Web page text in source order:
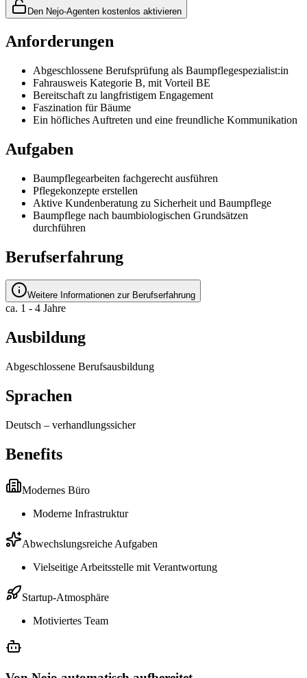
Den Nejo-Agenten kostenlos aktivieren
Anforderungen
Abgeschlossene Berufsprüfung als Baumpflegespezialist:in
Fahrausweis Kategorie B, mit Vorteil BE
Bereitschaft zu langfristigem Engagement
Faszination für Bäume
Ein höfliches Auftreten und eine freundliche Kommunikation
Aufgaben
Baumpflegearbeiten fachgerecht ausführen
Pflegekonzepte erstellen
Aktive Kundenberatung zu Sicherheit und Baumpflege
Baumpflege nach baumbiologischen Grundsätzen
durchführen
Berufserfahrung
Weitere Informationen zur Berufserfahrung
ca. 1 - 4 Jahre
Ausbildung
Abgeschlossene Berufsausbildung
Sprachen
Deutsch – verhandlungssicher
Benefits
Modernes Büro
Moderne Infrastruktur
Abwechslungsreiche Aufgaben
Vielseitige Arbeitsstelle mit Verantwortung
Startup-Atmosphäre
Motiviertes Team